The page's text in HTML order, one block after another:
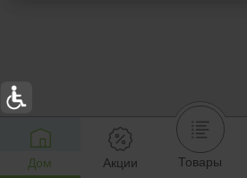
Дом Акции Товары